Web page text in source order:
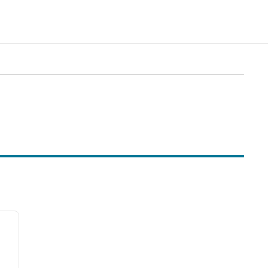
siguiente imagen